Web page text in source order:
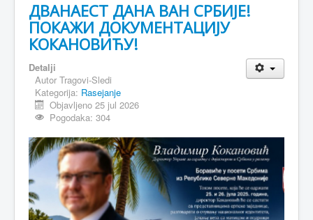
ДВАНАЕСТ ДАНА ВАН СРБИЈЕ!
ПОКАЖИ ДОКУМЕНТАЦИЈУ
КОКАНОВИЋУ!
Detalji
Autor Tragovi-Sledi
Kategorija: Rasejanje
Objavljeno 25 jul 2026
Pogodaka: 304